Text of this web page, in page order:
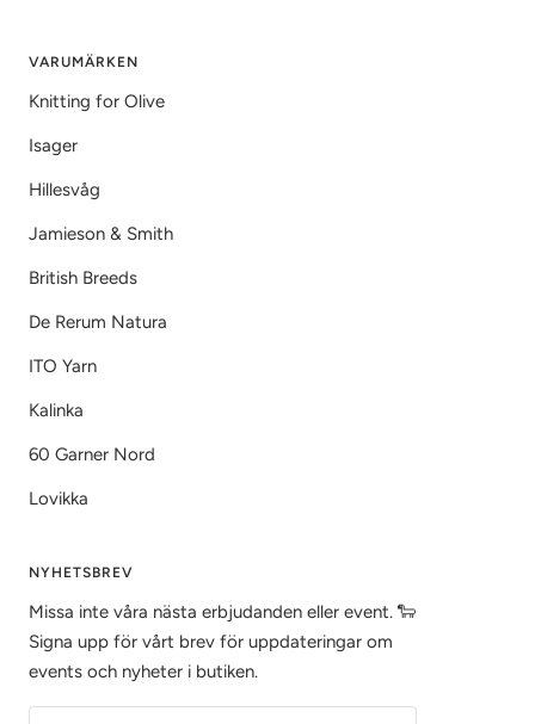
VARUMÄRKEN
Knitting for Olive
Isager
Hillesvåg
Jamieson & Smith
British Breeds
De Rerum Natura
ITO Yarn
Kalinka
60 Garner Nord
Lovikka
NYHETSBREV
Missa inte våra nästa erbjudanden eller event. 🐑
Signa upp för vårt brev för uppdateringar om
events och nyheter i butiken.